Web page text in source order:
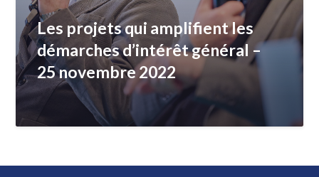
Les projets qui amplifient les
démarches d’intérêt général –
25 novembre 2022